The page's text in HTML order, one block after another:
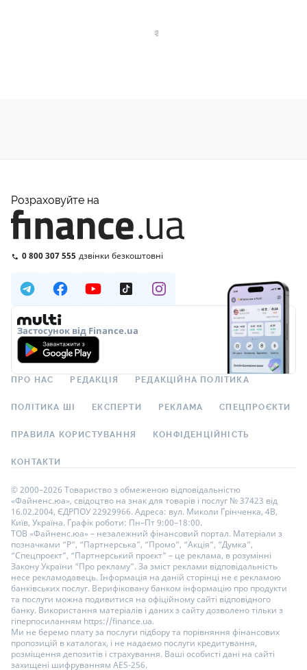
Розраховуйте на
0 800 307 555 дзвінки безкоштовні
Застосунок від Finance.ua
ПРО НАС РЕДАКЦІЯ РЕДАКЦІЙНА ПОЛІТИКА
ПОЛІТИКА ШІ ЕКСПЕРТИ РЕКЛАМА СПЕЦПРОЄКТИ
ПРАВИЛА КОРИСТУВАННЯ КОНФІДЕНЦІЙНІСТЬ
КОНТАКТИ
© 2000–2026 Товариство з обмеженою відповідальністю
«Файненс.юа», свідоцтво на знак для товарів і послуг № 37423 від
16.02.2004, ЄДРПОУ 22929966. Адреса: вул. Миколи Грінченка, 4В,
Київ, Україна. Графік роботи: Пн–Пт 9:00–18:00.
ТОВ «Файненс.юа» – незалежний фінансовий портал. Матеріали з
позначками “Р”, “Партнерська”, “Промо”, “Акція”, “Думка”,
“Спецпроєкт”, “Партнерський проєкт” – це реклама, в розумінні
Закону України “Про рекламу”. За зміст реклами відповідальність
несе рекламодавець. Інформація на даній сторінці не є рекламою
банківських послуг. Верифіковану банком інформацію про продукти
та послуги можна подивитися на офіційному сайті відповідного
банку. Використання матеріалів і даних з сайту дозволено тільки з
гіперпосиланням https://finance.ua.
Ми не беремо плату за послуги підбору та порівняння фінансових
пропозицій в каталогах, і не надаємо послуги кредитування,
розміщення депозитів і страхування. Ваші особисті дані на сайті
захищені шифруванням AES-256.